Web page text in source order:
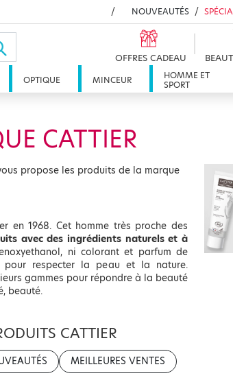
NOUVEAUTÉS
OFFRES CADEAU
OPTIQUE MINCEUR
HOMME ET
SPORT
CATTIER
propose les produits de la marque
en 1968. Cet homme très proche des
avec des ingrédients naturels et à
ni colorant et parfum de
pour respecter la peau et la nature.
gammes pour répondre à la beauté
beauté.
CATTIER
MEILLEURES VENTES